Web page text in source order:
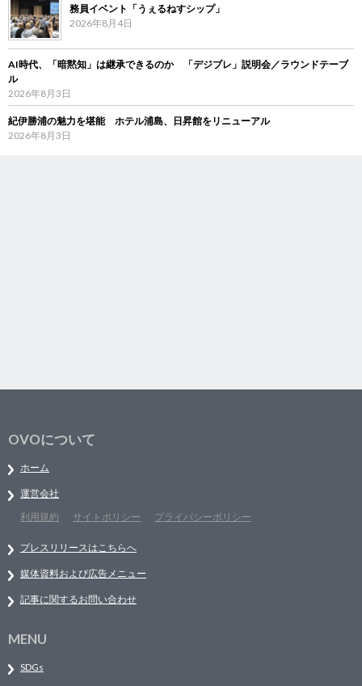
務員イベント「うぇるねすシップ」
2026年8月4日
AI時代、「暗黙知」は継承できるのか 「デジブレ」説明会／ラウンドテーブ
ル
2026年8月3日
紀伊勝浦の魅力を堪能 ホテル浦島、日昇館をリニューアル
2026年8月3日
OVOについて
ホーム
運営会社
利用規約
サイトポリシー プライバシーポリシー
プレスリリースはこちらへ
媒体資料および広告メニュー
記事に関するお問い合わせ
MENU
SDGs